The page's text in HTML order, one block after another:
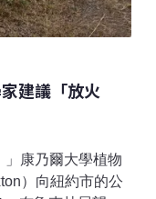
閃，從
建議「放火
」康乃爾大學植物
）向紐約市的公